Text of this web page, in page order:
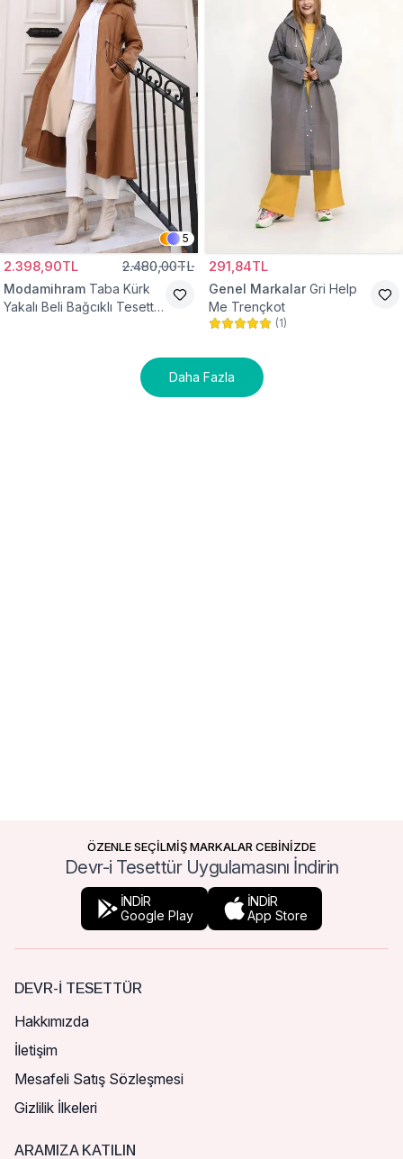
5
2.398,90TL 2.480,00TL
Modamihram Taba Kürk
Yakalı Beli Bağcıklı Tesettür
291,84TL
Genel Markalar Gri Help
Me Trençkot
(1)
Daha Fazla
ÖZENLE SEÇİLMİŞ MARKALAR CEBİNİZDE
Devr-i Tesettür Uygulamasını İndirin
İNDİR
Google Play
İNDİR
App Store
DEVR-I TESETTÜR
Hakkımızda
İletişim
Mesafeli Satış Sözleşmesi
Gizlilik İlkeleri
ARAMIZA KATILIN